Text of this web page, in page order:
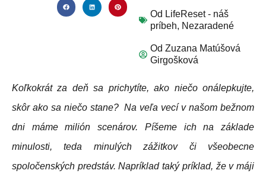
Od LifeReset - náš
príbeh, Nezaradené
Od Zuzana Matúšová
Girgošková
Koľkokrát za deň sa prichytíte, ako niečo onálepkujte,
skôr ako sa niečo stane? Na veľa vecí v našom bežnom
dni máme milión scenárov. Píšeme ich na základe
minulosti, teda minulých zážitkov či všeobecne
spoločenských predstáv. Napríklad taký príklad, že v máji